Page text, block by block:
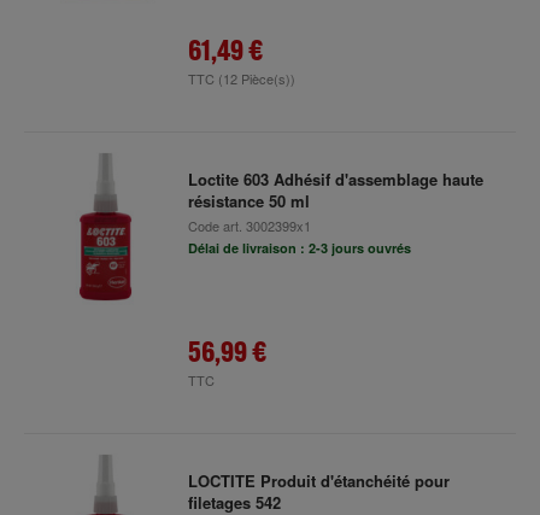
61,49 €
TTC (12 Pièce(s))
Loctite 603 Adhésif d'assemblage haute
résistance 50 ml
Code art. 3002399x1
Délai de livraison : 2-3 jours ouvrés
56,99 €
TTC
LOCTITE Produit d'étanchéité pour
filetages 542